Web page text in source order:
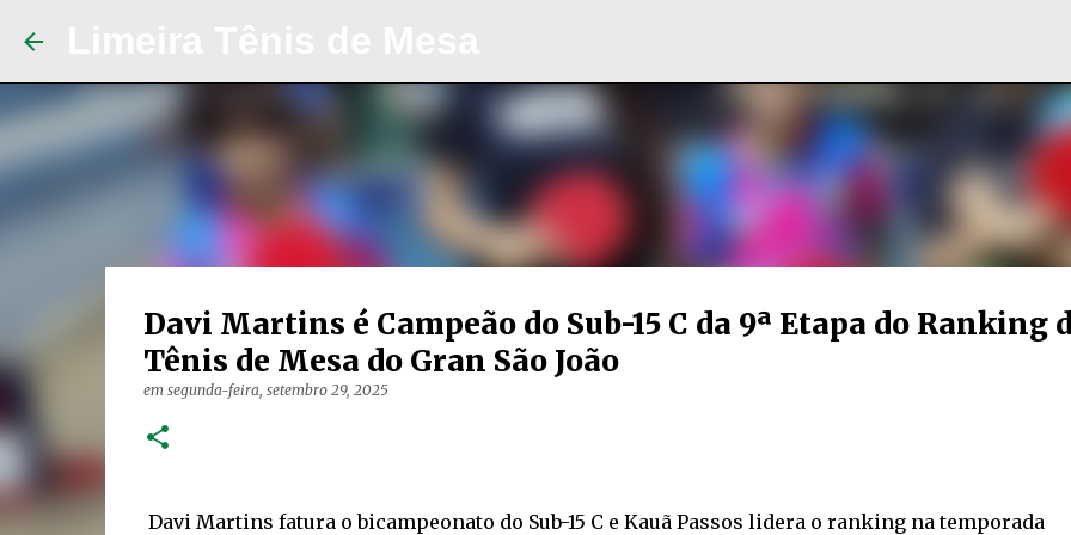
Davi Martins é Campeão do Sub-15 C da 9ª Etapa do Ranking
Tênis de Mesa do Gran São João
em segunda-feira, setembro 29, 2025
Davi Martins fatura o bicampeonato do Sub-15 C e Kauã Passos lidera o ranking na temporada